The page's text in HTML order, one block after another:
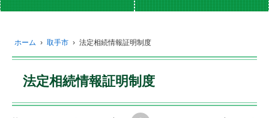
ホーム › 取手市 › 法定相続情報証明制度
法定相続情報証明制度